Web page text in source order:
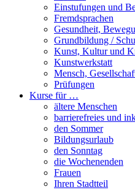
Einstufungen und
Fremdsprachen
Gesundheit,
Grundbildung /
Kunst, Kultur und
Kunstwerkstatt
Mensch,
Prüfungen
Kurse für …
ältere Menschen
barrierefreies und
den Sommer
Bildungsurlaub
den Sonntag
die Wochenenden
Frauen
Ihren Stadtteil